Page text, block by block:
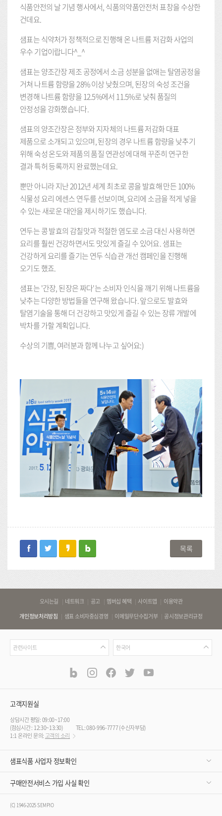
식품안전의 날 기념 행사에서, 식품의약품안전처 표창을 수상한
건데요.
샘표는 식약처가 정책적으로 진행해 온 나트륨 저감화 사업의
우수 기업이랍니다^_^
샘표는 양조간장 제조 공정에서 소금 성분을 없애는 탈염공정을
거쳐 나트륨 함량을 28% 이상 낮췄으며, 된장의 숙성 조건을
변경해 나트륨 함량을 12.5%에서 11.5%로 낮춰 품질의
안정성을 강화했습니다.
샘표의 양조간장은 정부와 지자체의 나트륨 저감화 대표
제품으로 소개되고 있으며, 된장의 경우 나트륨 함량을 낮추기
위해 숙성 온도와 제품의 품질 연관성에 대해 꾸준히 연구한
결과 특허 등록까지 완료했는데요.
뿐만 아니라 지난 2012년 세계 최초로 콩을 발효해 만든 100%
식물성 요리 에센스 연두를 선보이며, 요리에 소금을 적게 넣을
수 있는 새로운 대안을 제시하기도 했습니다.
연두는 콩 발효의 감칠맛과 적절한 염도로 소금 대신 사용하면
요리를 훨씬 건강하면서도 맛있게 즐길 수 있어요. 샘표는
건강하게 요리를 즐기는 연두 식습관 개선 캠페인을 진행해
오기도 했죠.
샘표는 '간장, 된장은 짜다'는 소비자 인식을 깨기 위해 나트륨을
낮추는 다양한 방법들을 연구해 왔습니다. 앞으로도 발효와
탈염기술을 통해 더 건강하고 맛있게 즐길 수 있는 장류 개발에
박차를 가할 계획입니다.
수상의 기쁨, 여러분과 함께 나누고 싶어요:)
facebooktwitter kakaostoryblog 목록
오시는길 네트워크 공고 멤버십 혜택 사이트맵
이용약관
개인정보처리방침
샘표 소비자중심경영 이메일무단수집거부 공시정보관리규정
관
련
관련사이트
언
어
한국어
널
blog instagramfacebook
twitter
고객지원실
상담시간 평일: 09:00~17:00
(점심시간 : 12:30~13:30)
TEL: 080-996-7777 (수신자부담)
1:1 온라인 문의: 고객의 소리
샘표식품 사업자 정보확인
구매안전서비스 가입 사실 확인
(C) 1946-2025 SEMPIO